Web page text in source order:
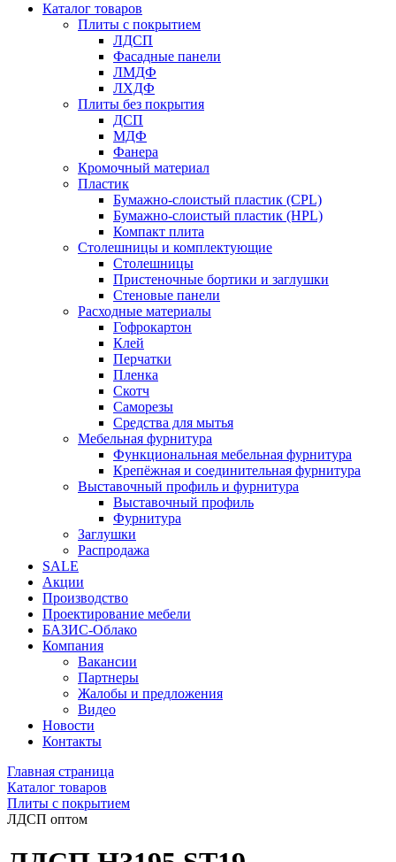
Каталог товаров
Плиты с покрытием
ЛДСП
Фасадные панели
ЛМДФ
ЛХДФ
Плиты без покрытия
ДСП
МДФ
Фанера
Кромочный материал
Пластик
Бумажно-слоистый пластик (CPL)
Бумажно-слоистый пластик (HPL)
Компакт плита
Столешницы и комплектующие
Столешницы
Пристеночные бортики и заглушки
Стеновые панели
Расходные материалы
Гофрокартон
Клей
Перчатки
Пленка
Скотч
Саморезы
Средства для мытья
Мебельная фурнитура
Функциональная мебельная фурнитура
Крепёжная и соединительная фурнитура
Выставочный профиль и фурнитура
Выставочный профиль
Фурнитура
Заглушки
Распродажа
SALE
Акции
Производство
Проектирование мебели
БАЗИС-Облако
Компания
Вакансии
Партнеры
Жалобы и предложения
Видео
Новости
Контакты
Главная страница
Каталог товаров
Плиты с покрытием
ЛДСП оптом